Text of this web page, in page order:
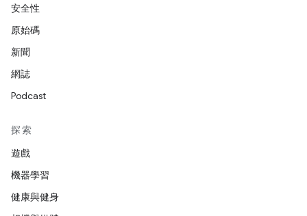
安全性
原始碼
新聞
網誌
Podcast
探索
遊戲
機器學習
健康與健身